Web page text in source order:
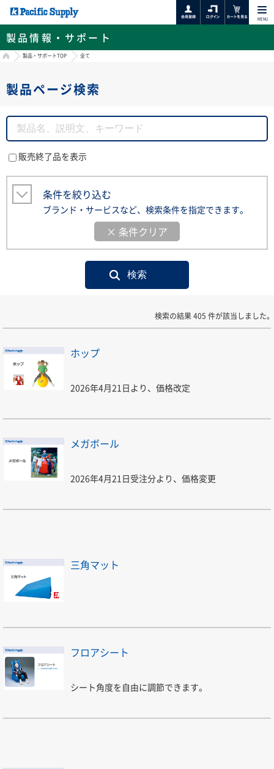
MENU
製品情報・サポート
HOME製品・サポートTOP 全て
製品ページ検索
販売終了品を表示
条件を絞り込む
ブランド・サービスなど、検索条件を指定できます。
× 条件クリア
検索の結果 405 件が該当しました。
ホップ
2026年4月21日より、価格改定
メガボール
2026年4月21日受注分より、価格変更
三角マット
フロアシート
シート角度を自由に調節できます。